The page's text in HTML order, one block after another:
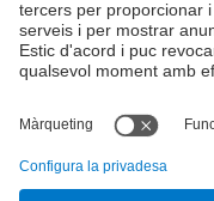
Directori UPC
Formulari de